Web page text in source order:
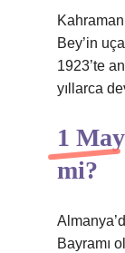
Kahraman
Bey’in
1923’te
yıllarca
1
mi?
Bayramı